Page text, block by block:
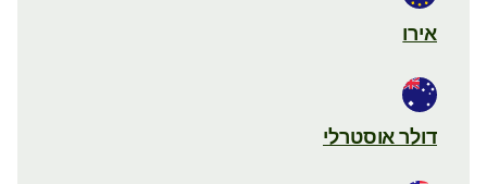
אירו
דולר אוסטרלי